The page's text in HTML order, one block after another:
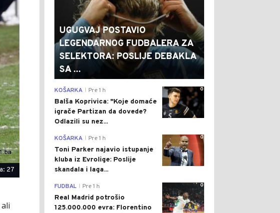
27
UGUGVAJ POSTAVIO
LEGENDARNOG FUDBALERA ZA
SELEKTORA: POSLIJE DEBAKLA
SA ...
0
KOŠARKA Pre 1 h
Balša Koprivica: "Koje domaće
igrače Partizan da dovede?
Odlazili su nez...
0
KOŠARKA Pre 1 h
Toni Parker najavio istupanje
kluba iz Evrolige: Poslije
skandala i laga...
0
FUDBAL Pre 1 h
Real Madrid potrošio
125.000.000 evra: Florentino